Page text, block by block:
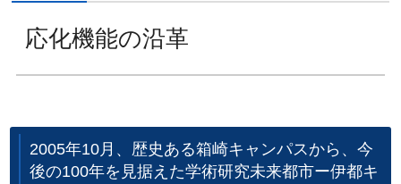
応化機能の沿革
2005年10月、歴史ある箱崎キャンパスから、今
後の100年を見据えた学術研究未来都市ー伊都キ